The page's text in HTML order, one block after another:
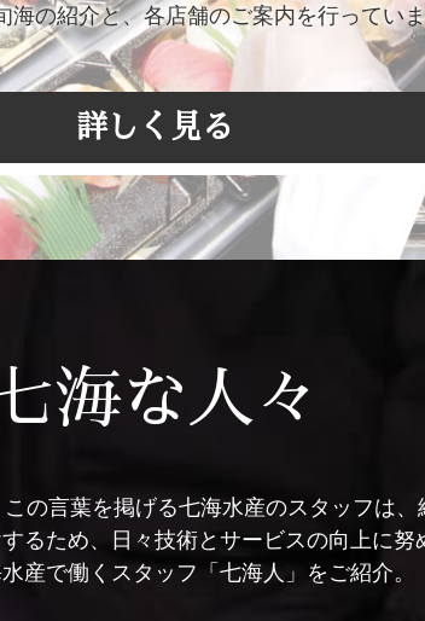
海の紹介と、各店舗のご案内を行ってい
詳しく見る
海な人々
の言葉を掲げる七海水産のスタッフは、
るため、日々技術とサービスの向上に努
産で働くスタッフ「七海人」をご紹介。